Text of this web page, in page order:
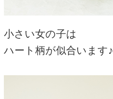
小さい女の子は
ハート柄が似合います♪